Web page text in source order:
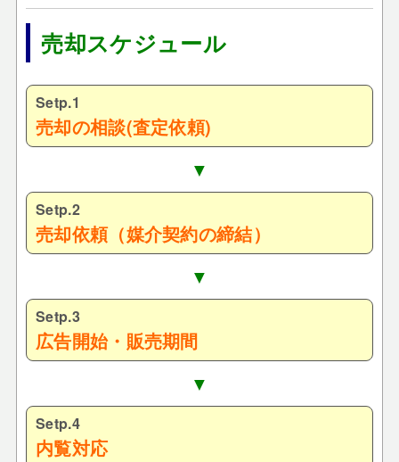
売却スケジュール
Setp.1
売却の相談(査定依頼)
▼
Setp.2
売却依頼（媒介契約の締結）
▼
Setp.3
広告開始・販売期間
▼
Setp.4
内覧対応